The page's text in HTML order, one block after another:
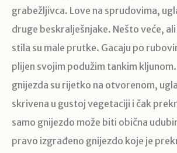
grabežljivca. Love na sprudovima,
druge beskralješnjake. Nešto veće,
stila su male prutke. Gacaju po
plijen svojim podužim tankim
gnijezda su rijetko na otvorenom,
skrivena u gustoj vegetaciji i čak
samo gnijezdo može biti obična
pravo izgrađeno gnijezdo koje je